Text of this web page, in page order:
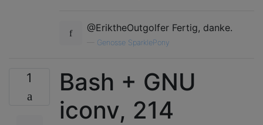
@EriktheOutgolfer Fertig, danke.
Genosse SparklePony
1
Bash + GNU
iconv, 214